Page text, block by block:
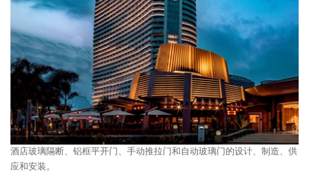
酒店玻璃隔断、铝框平开门、手动推拉门和自动玻璃门的设计、制造、供
应和安装。